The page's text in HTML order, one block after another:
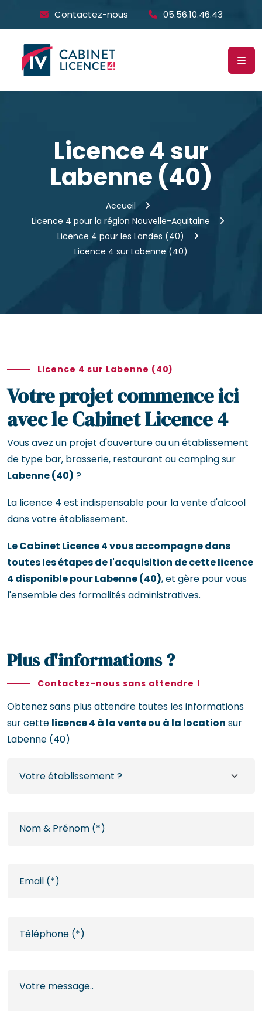
Contactez-nous 05.56.10.46.43
Licence 4 sur
Labenne (40)
Accueil
Licence 4 pour la région Nouvelle-Aquitaine
Licence 4 pour les Landes (40)
Licence 4 sur Labenne (40)
Licence 4 sur Labenne (40)
Votre projet commence ici
avec le Cabinet Licence 4
Vous avez un projet d'ouverture ou un établissement
de type bar, brasserie, restaurant ou camping sur
Labenne (40) ?
La licence 4 est indispensable pour la vente d'alcool
dans votre établissement.
Le Cabinet Licence 4 vous accompagne dans
toutes les étapes de l'acquisition de cette licence
4 disponible pour Labenne (40), et gère pour vous
l'ensemble des formalités administratives.
Plus d'informations ?
Contactez-nous sans attendre !
Obtenez sans plus attendre toutes les informations
sur cette licence 4 à la vente ou à la location sur
Labenne (40)